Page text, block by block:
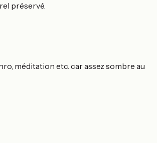
préservé.
méditation etc. car assez sombre au